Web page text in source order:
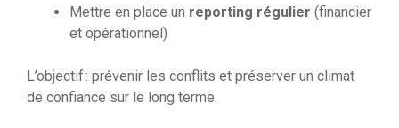
Mettre en place un reporting régulier (financier
et opérationnel)
L’objectif : prévenir les conflits et préserver un climat
de confiance sur le long terme.